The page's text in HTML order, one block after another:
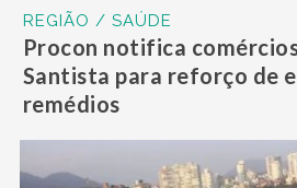
REGIÃO / SAÚDE
Procon notifica
Santista para reforço de
remédios